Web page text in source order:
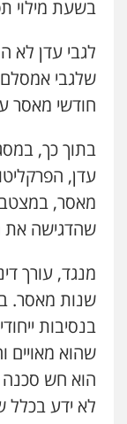
בשעת מילוי
לגבי עדן לא
שלגבי אמסלם
חודשי מאסר על
בתוך כך,
מאסר,
שהדגישה את
מנגד, עורך
שנות מאסר.
בנסיבות
שהוא מאויים
הוא חש סכנה
לא ידע בכלל